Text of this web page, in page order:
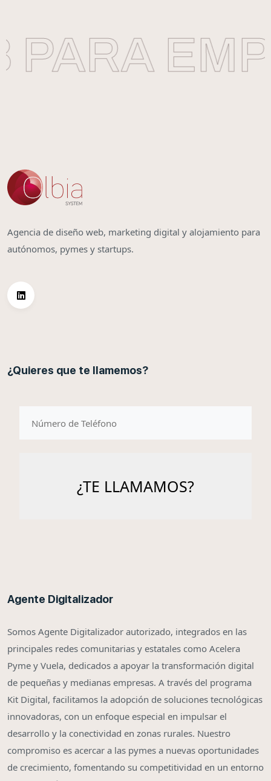
Agencia de diseño web, marketing digital y alojamiento para
autónomos, pymes y startups.
¿Quieres que te llamemos?
Agente Digitalizador
Somos Agente Digitalizador autorizado, integrados en las
principales redes comunitarias y estatales como Acelera
Pyme y Vuela, dedicados a apoyar la transformación digital
de pequeñas y medianas empresas. A través del programa
Kit Digital, facilitamos la adopción de soluciones tecnológicas
innovadoras, con un enfoque especial en impulsar el
desarrollo y la conectividad en zonas rurales. Nuestro
compromiso es acercar a las pymes a nuevas oportunidades
de crecimiento, fomentando su competitividad en un entorno